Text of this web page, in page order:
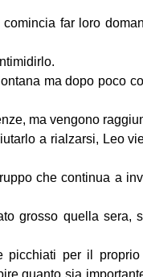
far loro
ma dopo poco
ma vengono
a rialzarsi, Leo
che continua a
grosso quella sera,
per il proprio